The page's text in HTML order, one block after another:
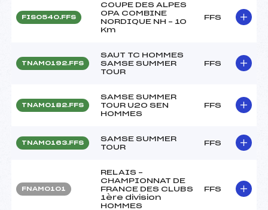
FIS0540.FFS
COUPE DES ALPES
OPA COMBINE
NORDIQUE NH – 10
Km
FFS
TNAM0192.FFS
SAUT TC HOMMES
SAMSE SUMMER
TOUR
FFS
TNAM0182.FFS
SAMSE SUMMER
TOUR U20 SEN
HOMMES
FFS
TNAM0163.FFS
SAMSE SUMMER
TOUR
FFS
FNAM0101
RELAIS –
CHAMPIONNAT DE
FRANCE DES CLUBS
1ère division
HOMMES
FFS